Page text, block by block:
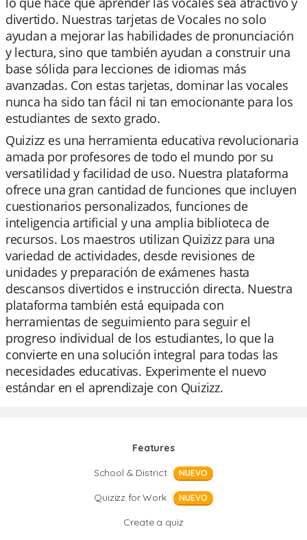
divertido. Nuestras tarjetas de Vocales no solo
ayudan a mejorar las habilidades de pronunciación
y lectura, sino que también ayudan a construir una
base sólida para lecciones de idiomas más
avanzadas. Con estas tarjetas, dominar las vocales
nunca ha sido tan fácil ni tan emocionante para los
estudiantes de sexto grado.
Quizizz es una herramienta educativa revolucionaria
amada por profesores de todo el mundo por su
versatilidad y facilidad de uso. Nuestra plataforma
ofrece una gran cantidad de funciones que incluyen
cuestionarios personalizados, funciones de
inteligencia artificial y una amplia biblioteca de
recursos. Los maestros utilizan Quizizz para una
variedad de actividades, desde revisiones de
unidades y preparación de exámenes hasta
descansos divertidos e instrucción directa. Nuestra
plataforma también está equipada con
herramientas de seguimiento para seguir el
progreso individual de los estudiantes, lo que la
convierte en una solución integral para todas las
necesidades educativas. Experimente el nuevo
estándar en el aprendizaje con Quizizz.
Features
School & District
NUEVO
Quizizz for Work NUEVO
Create a quiz